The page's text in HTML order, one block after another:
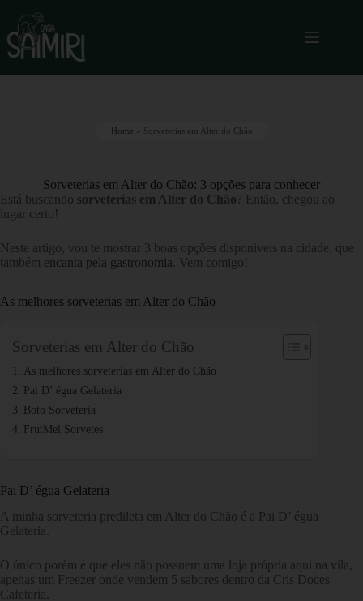
Home Sorveterias em Alter do Chão
Sorveterias em Alter do Chão: 3 opções para conhecer
Está buscando sorveterias em Alter do Chão ? Então, chegou ao
lugar certo!
Neste artigo, vou te mostrar 3 boas opções disponíveis na cidade, que
também encanta pela gastronomia . Vem comigo!
As melhores sorveterias em Alter do Chão
Sorveterias em Alter do Chão
As melhores sorveterias em Alter do Chão
Pai D’ égua Gelateria
Boto Sorveteria
FrutMel Sorvetes
Pai D’ égua Gelateria
A minha sorveteria predileta em Alter do Chão é a Pai D’ égua
Gelateria.
O único porém é que eles não possuem uma loja própria aqui na vila,
apenas um Freezer onde vendem 5 sabores dentro da Cris Doces
Cafeteria.